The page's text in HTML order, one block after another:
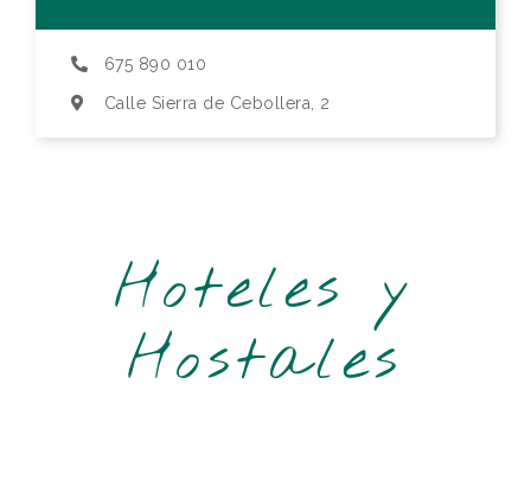
675 890 010
Calle Sierra de Cebollera, 2
Hoteles y
Hostales